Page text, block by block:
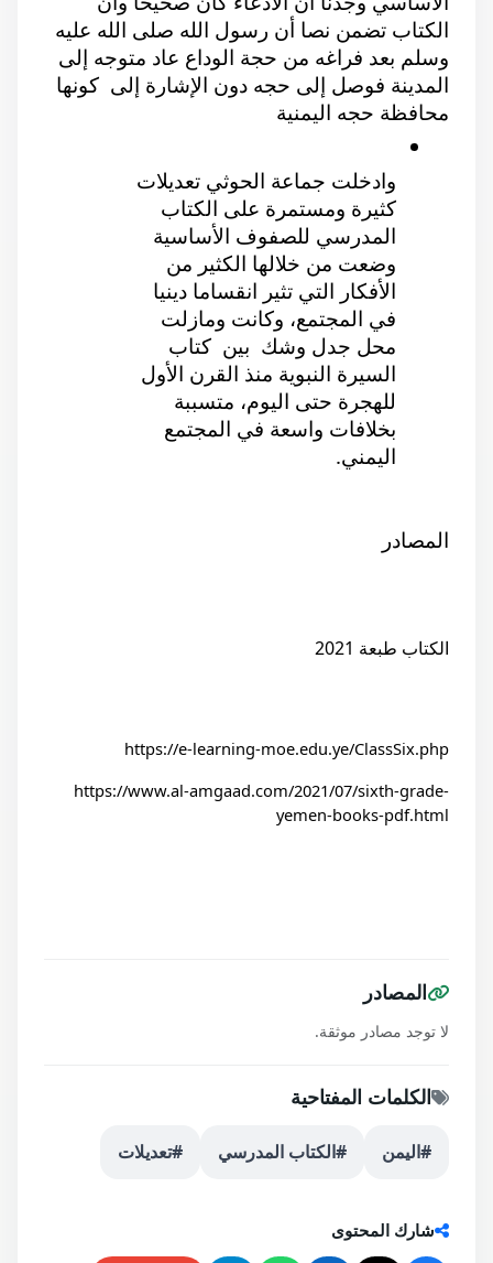
محافظة حجه اليمنية
اليمني.
المصادر
الكتاب طبعة 2021
https://e-learning-moe.edu.ye/ClassSix.php
https://www.al-amgaad.com/2021/07/sixth-grade-
yemen-books-pdf.html
المصادر
لا توجد مصادر موثقة.
الكلمات المفتاحية
#اليمن #الكتاب المدرسي #تعديلات
شارك المحتوى